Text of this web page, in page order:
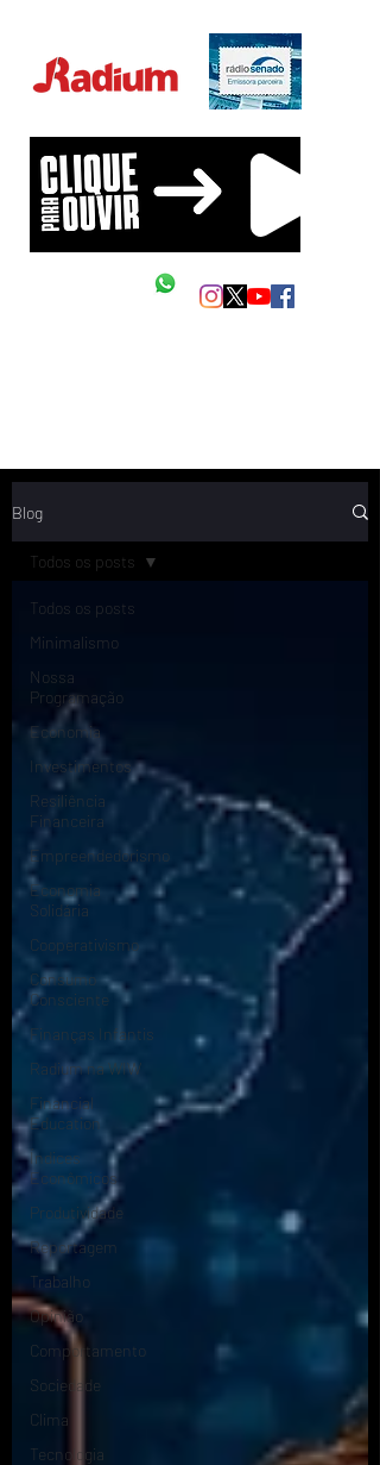
Blog
Todos os posts
Minimalismo
Nossa
Programação
Economia
Investimentos
Resiliência
Financeira
Empreendedorismo
Economia
Solidária
Cooperativismo
Consumo
Consciente
Finanças Infantis
Radium na WIW
Financial
Education
Índices
Econômicos
Produtividade
Reportagem
Trabalho
Opinião
Comportamento
Sociedade
Clima
Tecnologia
Todos os posts